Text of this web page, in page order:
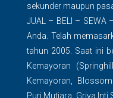
sekunder maupun
JUAL – BELI – SEWA
Anda. Telah
tahun 2005. Saat ini
Kemayoran
Kemayoran,
Puri Mutiara, Griya